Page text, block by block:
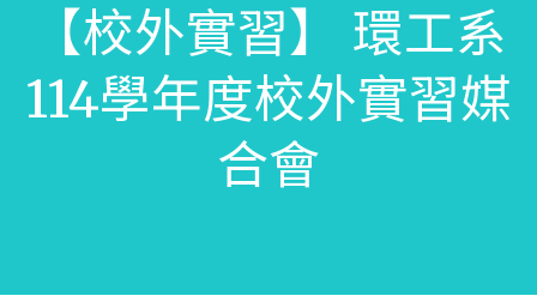
【校外實習】 環工系
114學年度校外實習媒
合會